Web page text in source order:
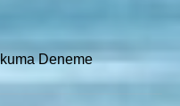
Deneme